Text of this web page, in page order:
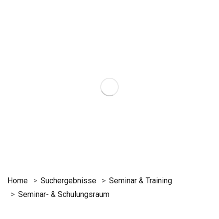
Home Suchergebnisse
Seminar & Training
Seminar- & Schulungsraum